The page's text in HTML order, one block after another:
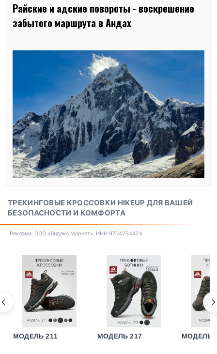
Райские и адские повороты - воскрешение
забытого маршрута в Андах
ТРЕКИНГОВЫЕ КРОССОВКИ HIKEUP ДЛЯ ВАШЕЙ
БЕЗОПАСНОСТИ И КОМФОРТА
Реклама. ООО «Яндекс Маркет», ИНН 9704254424
МОДЕЛЬ 211 МОДЕЛЬ 217 МОДЕЛЬ